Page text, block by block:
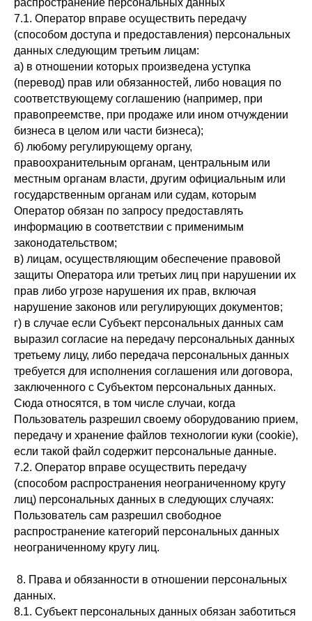
распространение персональных данных
7.1. Оператор вправе осуществить передачу
(способом доступа и предоставления) персональных
данных следующим третьим лицам:
а) в отношении которых произведена уступка
(перевод) прав или обязанностей, либо новация по
соответствующему соглашению (например, при
правопреемстве, при продаже или ином отчуждении
бизнеса в целом или части бизнеса);
б) любому регулирующему органу,
правоохранительным органам, центральным или
местным органам власти, другим официальным или
государственным органам или судам, которым
Оператор обязан по запросу предоставлять
информацию в соответствии с применимым
законодательством;
в) лицам, осуществляющим обеспечение правовой
защиты Оператора или третьих лиц при нарушении их
прав либо угрозе нарушения их прав, включая
нарушение законов или регулирующих документов;
г) в случае если Субъект персональных данных сам
выразил согласие на передачу персональных данных
третьему лицу, либо передача персональных данных
требуется для исполнения соглашения или договора,
заключенного с Субъектом персональных данных.
Сюда относятся, в том числе случаи, когда
Пользователь разрешил своему оборудованию прием,
передачу и хранение файлов технологии куки (cookie),
если такой файл содержит персональные данные.
7.2. Оператор вправе осуществить передачу
(способом распространения неограниченному кругу
лиц) персональных данных в следующих случаях:
Пользователь сам разрешил свободное
распространение категорий персональных данных
неограниченному кругу лиц.
8. Права и обязанности в отношении персональных
данных.
8.1. Субъект персональных данных обязан заботиться